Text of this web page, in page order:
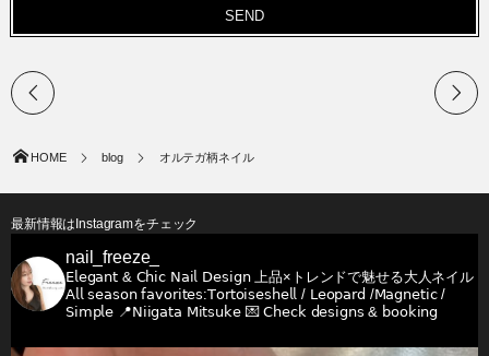
HOME blog オルテガ柄ネイル
最新情報はInstagramをチェック
nail_freeze_
𝖤𝗅𝖾𝗀𝖺𝗇𝗍 & 𝖢𝗁𝗂𝖼 𝖭𝖺𝗂𝗅 𝖣𝖾𝗌𝗂𝗀𝗇上品×トレンドで魅せる大人ネイル
𝖠𝗅𝗅 𝗌𝖾𝖺𝗌𝗈𝗇 𝖿𝖺𝗏𝗈𝗋𝗂𝗍𝖾𝗌:𝖳𝗈𝗋𝗍𝗈𝗂𝗌𝖾𝗌𝗁𝖾𝗅𝗅 / 𝖫𝖾𝗈𝗉𝖺𝗋𝖽 /𝖬𝖺𝗀𝗇𝖾𝗍𝗂𝖼 /
𝖲𝗂𝗆𝗉𝗅𝖾 📍𝖭𝗂𝗂𝗀𝖺𝗍𝖺 𝖬𝗂𝗍𝗌𝗎𝗄𝖾💌 𝖢𝗁𝖾𝖼𝗄 𝖽𝖾𝗌𝗂𝗀𝗇𝗌 & 𝖻𝗈𝗈𝗄𝗂𝗇𝗀